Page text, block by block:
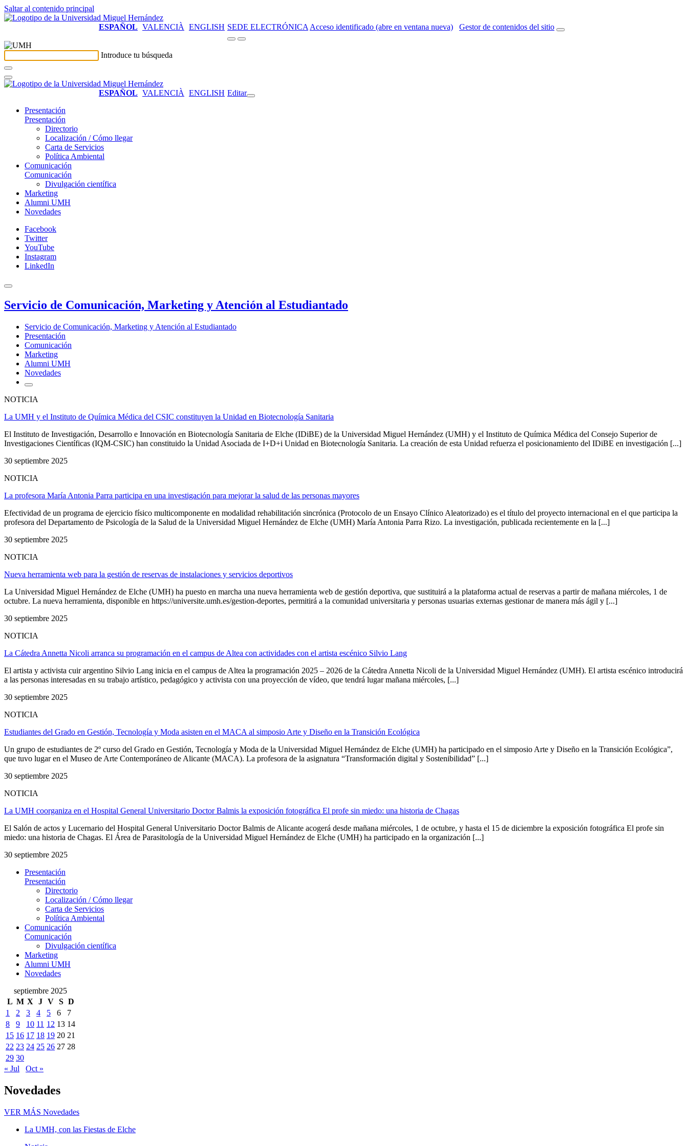
Saltar al contenido principal
ESPAÑOL VALENCIÀ ENGLISH SEDE ELECTRÓNICA Acceso identificado (abre en ventana nueva) Gestor de contenidos del sitio
Introduce tu búsqueda
ESPAÑOL VALENCIÀ ENGLISH Editar
Presentación
Presentación
Directorio
Localización / Cómo llegar
Carta de Servicios
Política Ambiental
Comunicación
Comunicación
Divulgación científica
Marketing
Alumni UMH
Novedades
Facebook
Twitter
YouTube
Instagram
LinkedIn
Servicio de Comunicación, Marketing y Atención al Estudiantado
Servicio de Comunicación, Marketing y Atención al Estudiantado
Presentación
Comunicación
Marketing
Alumni UMH
Novedades
NOTICIA
La UMH y el Instituto de Química Médica del CSIC constituyen la Unidad en Biotecnología Sanitaria
El Instituto de Investigación, Desarrollo e Innovación en Biotecnología Sanitaria de Elche (IDiBE) de la Universidad Miguel Hernández (UMH) y el Instituto de Química Médica del Consejo Superior de
Investigaciones Científicas (IQM-CSIC) han constituido la Unidad Asociada de I+D+i Unidad en Biotecnología Sanitaria. La creación de esta Unidad refuerza el posicionamiento del IDiBE en investigación [...]
30 septiembre 2025
NOTICIA
La profesora María Antonia Parra participa en una investigación para mejorar la salud de las personas mayores
Efectividad de un programa de ejercicio físico multicomponente en modalidad rehabilitación sincrónica (Protocolo de un Ensayo Clínico Aleatorizado) es el título del proyecto internacional en el que participa la
profesora del Departamento de Psicología de la Salud de la Universidad Miguel Hernández de Elche (UMH) María Antonia Parra Rizo. La investigación, publicada recientemente en la [...]
30 septiembre 2025
NOTICIA
Nueva herramienta web para la gestión de reservas de instalaciones y servicios deportivos
La Universidad Miguel Hernández de Elche (UMH) ha puesto en marcha una nueva herramienta web de gestión deportiva, que sustituirá a la plataforma actual de reservas a partir de mañana miércoles, 1 de
octubre. La nueva herramienta, disponible en https://universite.umh.es/gestion-deportes, permitirá a la comunidad universitaria y personas usuarias externas gestionar de manera más ágil y [...]
30 septiembre 2025
NOTICIA
La Cátedra Annetta Nicoli arranca su programación en el campus de Altea con actividades con el artista escénico Silvio Lang
El artista y activista cuir argentino Silvio Lang inicia en el campus de Altea la programación 2025 – 2026 de la Cátedra Annetta Nicoli de la Universidad Miguel Hernández (UMH). El artista escénico introducirá
a las personas interesadas en su trabajo artístico, pedagógico y activista con una proyección de vídeo, que tendrá lugar mañana miércoles, [...]
30 septiembre 2025
NOTICIA
Estudiantes del Grado en Gestión, Tecnología y Moda asisten en el MACA al simposio Arte y Diseño en la Transición Ecológica
Un grupo de estudiantes de 2º curso del Grado en Gestión, Tecnología y Moda de la Universidad Miguel Hernández de Elche (UMH) ha participado en el simposio Arte y Diseño en la Transición Ecológica”,
que tuvo lugar en el Museo de Arte Contemporáneo de Alicante (MACA). La profesora de la asignatura “Transformación digital y Sostenibilidad” [...]
30 septiembre 2025
NOTICIA
La UMH coorganiza en el Hospital General Universitario Doctor Balmis la exposición fotográfica El profe sin miedo: una historia de Chagas
El Salón de actos y Lucernario del Hospital General Universitario Doctor Balmis de Alicante acogerá desde mañana miércoles, 1 de octubre, y hasta el 15 de diciembre la exposición fotográfica El profe sin
miedo: una historia de Chagas. El Área de Parasitología de la Universidad Miguel Hernández de Elche (UMH) ha participado en la organización [...]
30 septiembre 2025
Presentación
Presentación
Directorio
Localización / Cómo llegar
Carta de Servicios
Política Ambiental
Comunicación
Comunicación
Divulgación científica
Marketing
Alumni UMH
Novedades
septiembre 2025
L M X J V S D
1
2 3 4 5 6
7
8
9 10 11 12 13 14
15 16 17 18 19 20 21
22 23 24 25 26 27 28
29 30
« Jul
Oct »
Novedades
VER MÁS Novedades
La UMH, con las Fiestas de Elche